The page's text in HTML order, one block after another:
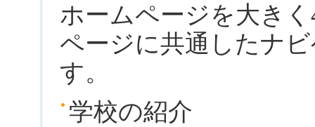
ホームページを大き
ページに共通したナ
す。
学校の紹介